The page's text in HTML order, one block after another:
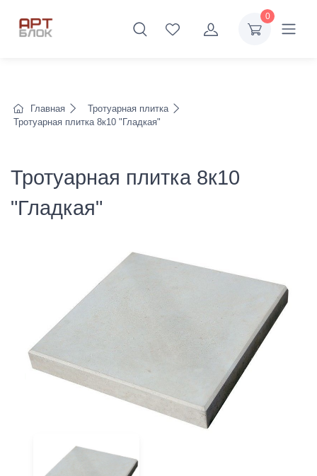
0
Главная
Тротуарная плитка
Тротуарная плитка 8к10 "Гладкая"
Тротуарная плитка 8к10
"Гладкая"